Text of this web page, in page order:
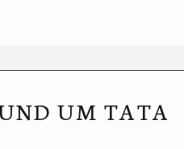
UM TATA